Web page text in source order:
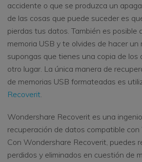
accidente o que se produzca un
de las cosas que puede suceder es
pierdas tus datos. También es posible
memoria USB y te olvides de hacer un
supongas que tienes una copia de los
otro lugar. La única manera de
de memorias USB formateadas es
Recoverit.
Wondershare Recoverit es una
recuperación de datos compatible
Con Wondershare Recoverit, puedes
perdidos y eliminados en cuestión de